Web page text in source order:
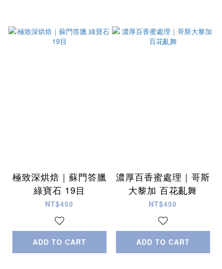
極致深烘焙｜蘇門答臘
綠寶石 19目
NT$450
ADD TO CART
濃厚百香蜜處理｜哥斯
大黎加 百花亂舞
NT$450
ADD TO CART